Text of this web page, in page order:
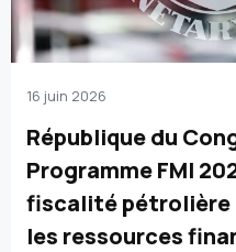
16 juin 2026
République du
Programme FMI
fiscalité pétrolière
les ressources